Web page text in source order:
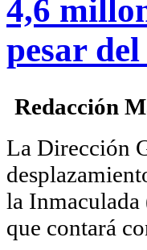
4,6
pesar
Redacción
La Dirección
la
que contará